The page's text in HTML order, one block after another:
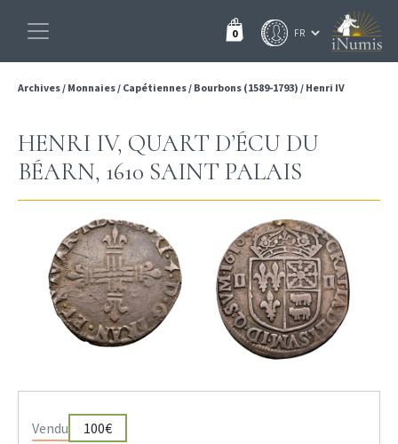
0
Archives/ Monnaies/ Capétiennes/ Bourbons (1589-1793) / Henri IV
HENRI IV, QUART D’ÉCU DU
BÉARN, 1610 SAINT PALAIS
Vendu 100€